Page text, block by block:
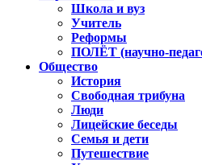
Школа и вуз
Учитель
Реформы
ПОЛЁТ (научно-
Общество
История
Свободная трибуна
Люди
Лицейские беседы
Семья и дети
Путешествие